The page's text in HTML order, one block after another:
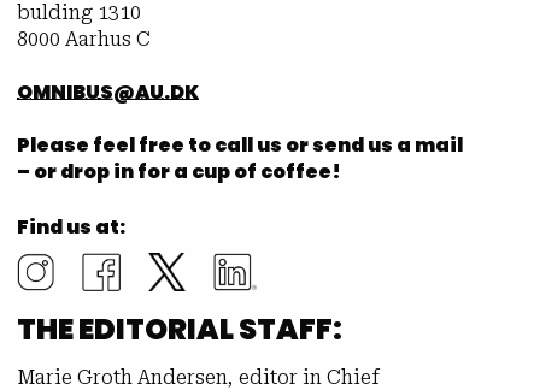
bulding 1310
8000 Aarhus C
OMNIBUS@AU.DK
Please feel free to call us or send us a mail
– or drop in for a cup of coffee!
Find us at:
THE EDITORIAL STAFF:
Marie Groth Andersen, editor in Chief